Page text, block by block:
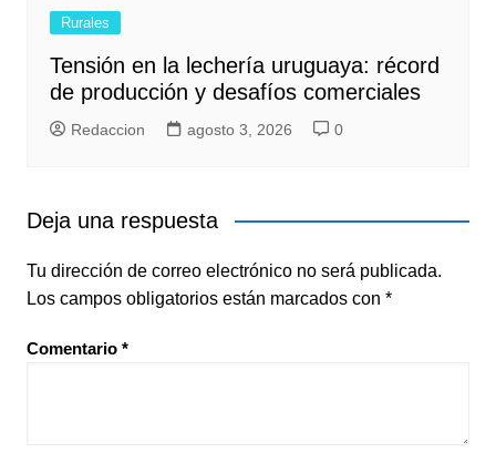
Rurales
Tensión en la lechería uruguaya: récord
de producción y desafíos comerciales
Redaccion agosto 3, 2026 0
Deja una respuesta
Tu dirección de correo electrónico no será publicada.
Los campos obligatorios están marcados con *
Comentario *